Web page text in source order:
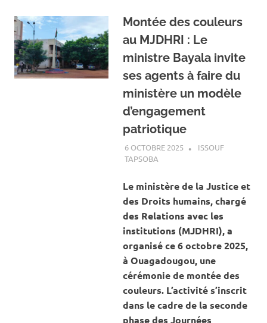
‎Montée des couleurs
au MJDHRI : Le
ministre Bayala invite
ses agents à faire du
ministère un modèle
d’engagement
patriotique
6 OCTOBRE 2025
ISSOUF
TAPSOBAA LA UNE
Le ministère de la Justice et
des Droits humains, chargé
des Relations avec les
institutions (MJDHRI), a
organisé ce 6 octobre 2025,
à Ouagadougou, une
cérémonie de montée des
couleurs. L’activité s’inscrit
dans le cadre de la seconde
phase des Journées